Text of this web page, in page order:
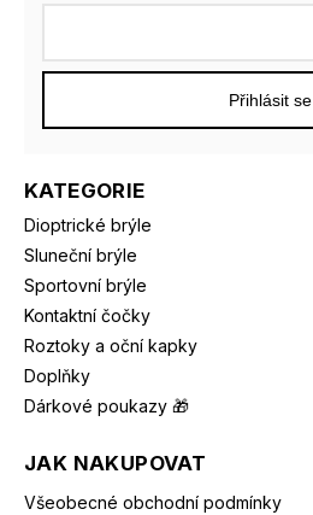
KATEGORIE
Dioptrické brýle
Sluneční brýle
Sportovní brýle
Kontaktní čočky
Roztoky a oční kapky
Doplňky
Dárkové poukazy 🎁
JAK NAKUPOVAT
Všeobecné obchodní podmínky
Přihlásit se